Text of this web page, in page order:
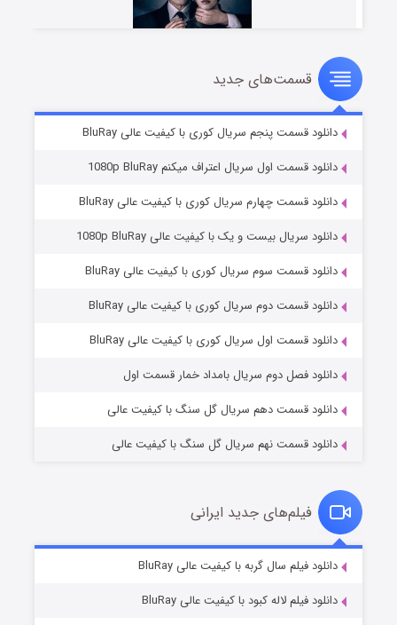
قسمت۸ (زیرنویس) منتشر شد
عملیات آپارتمان
قسمت۲ (زیرنویس) منتشر شد
قسمت۲ (زیرنویس) منتشر شد
قسمت‌های جدید
دانلود قسمت پنجم سریال کوری با کیفیت عالی BluRay
دانلود قسمت اول سریال اعتراف میکنم 1080p BluRay
دانلود قسمت چهارم سریال کوری با کیفیت عالی BluRay
دانلود سریال بیست و یک با کیفیت عالی 1080p BluRay
دانلود قسمت سوم سریال کوری با کیفیت عالی BluRay
دانلود قسمت دوم سریال کوری با کیفیت عالی BluRay
دانلود قسمت اول سریال کوری با کیفیت عالی BluRay
دانلود فصل دوم سریال بامداد خمار قسمت اول
دانلود قسمت دهم سریال گل سنگ با کیفیت عالی
دانلود قسمت نهم سریال گل سنگ با کیفیت عالی
فیلم‌های جدید ایرانی
دانلود فیلم سال گربه با کیفیت عالی BluRay
دانلود فیلم لاله کبود با کیفیت عالی BluRay